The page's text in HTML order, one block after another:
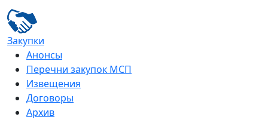
Закупки
Анонсы
Перечни закупок МСП
Извещения
Договоры
Архив